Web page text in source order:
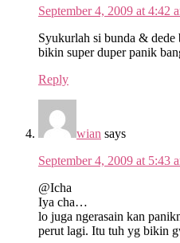
September 4, 2009 at 4:42
Syukurlah si bunda &
bikin super duper panik
Reply
wian says
September 4, 2009 at 5:43
@Icha
Iya cha…
lo juga ngerasain kan
perut lagi. Itu tuh yg bikin